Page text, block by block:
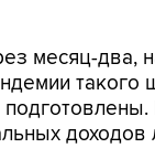
месяц-два,
доходов